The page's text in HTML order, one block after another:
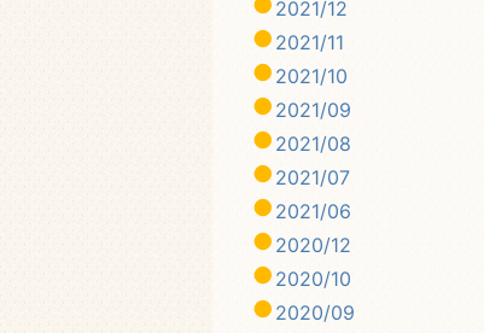
2021/12
2021/11
2021/10
2021/09
2021/08
2021/07
2021/06
2020/12
2020/10
2020/09